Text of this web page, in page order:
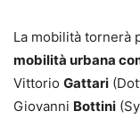
La mobilità tornerà
mobilità urbana
Vittorio Gattari
Giovanni Bottini